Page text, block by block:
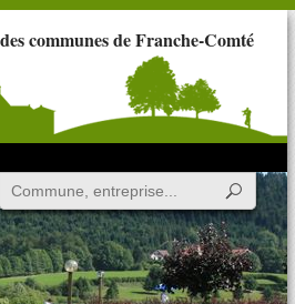
communes de Franche-Comté